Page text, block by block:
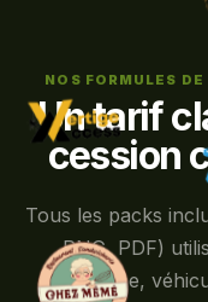
NOS FORMULES
Un tarif
cession
Tous les packs
PNG, PDF)
enseigne,